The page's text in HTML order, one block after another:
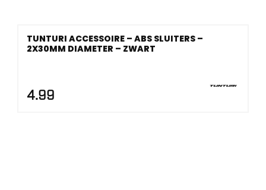
TUNTURI ACCESSOIRE – ABS SLUITERS –
2X30MM DIAMETER – ZWART
4.99